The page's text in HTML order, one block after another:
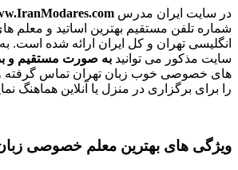
در سایت ایران مدرس
شماره تلفن مستقیم بهترین اساتید و معلم
انگلیسی تهران و کل ایران ارائه شده است.
سایت مذکور می توانید به صورت مستقیم و
های خصوصی خوب زبان تهران تماس
را برای برگزاری در منزل یا آنلاین هماهنگ
ویژگی های بهترین معلم خصوصی